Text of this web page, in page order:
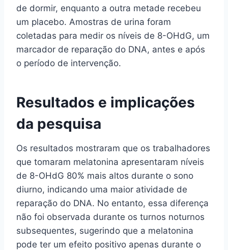
de dormir, enquanto a outra metade recebeu
um placebo. Amostras de urina foram
coletadas para medir os níveis de 8-OHdG, um
marcador de reparação do DNA, antes e após
o período de intervenção.
Resultados e implicações
da pesquisa
Os resultados mostraram que os trabalhadores
que tomaram melatonina apresentaram níveis
de 8-OHdG 80% mais altos durante o sono
diurno, indicando uma maior atividade de
reparação do DNA. No entanto, essa diferença
não foi observada durante os turnos noturnos
subsequentes, sugerindo que a melatonina
pode ter um efeito positivo apenas durante o